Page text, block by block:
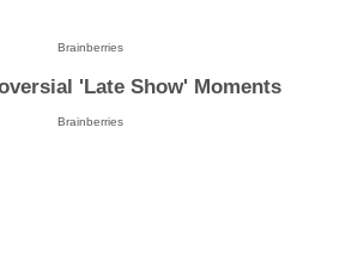
Brainberries
'Late Show' Moments
Brainberries